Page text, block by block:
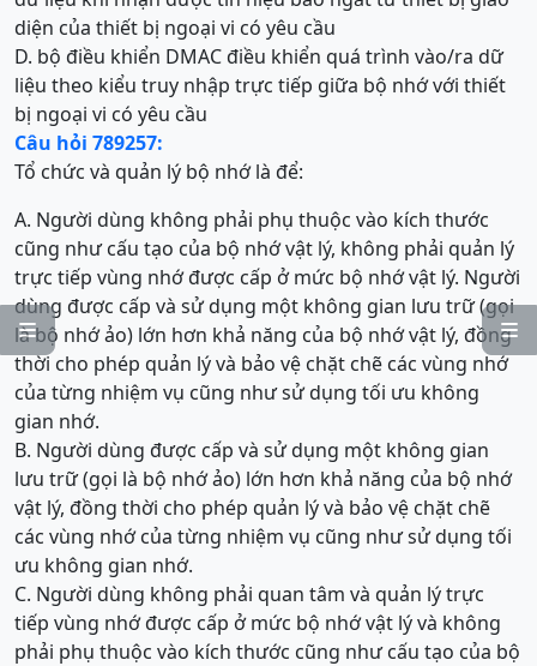


diện của thiết bị ngoại vi có yêu cầu
D. bộ điều khiển DMAC điều khiển quá trình vào/ra dữ
liệu theo kiểu truy nhập trực tiếp giữa bộ nhớ với thiết
bị ngoại vi có yêu cầu
Câu hỏi 789257:
Tổ chức và quản lý bộ nhớ là để:
A. Người dùng không phải phụ thuộc vào kích thước
cũng như cấu tạo của bộ nhớ vật lý, không phải quản lý
trực tiếp vùng nhớ được cấp ở mức bộ nhớ vật lý. Người
dùng được cấp và sử dụng một không gian lưu trữ (gọi
là bộ nhớ ảo) lớn hơn khả năng của bộ nhớ vật lý, đồng
thời cho phép quản lý và bảo vệ chặt chẽ các vùng nhớ
của từng nhiệm vụ cũng như sử dụng tối ưu không
gian nhớ.
B. Người dùng được cấp và sử dụng một không gian
lưu trữ (gọi là bộ nhớ ảo) lớn hơn khả năng của bộ nhớ
vật lý, đồng thời cho phép quản lý và bảo vệ chặt chẽ
các vùng nhớ của từng nhiệm vụ cũng như sử dụng tối
ưu không gian nhớ.
C. Người dùng không phải quan tâm và quản lý trực
tiếp vùng nhớ được cấp ở mức bộ nhớ vật lý và không
phải phụ thuộc vào kích thước cũng như cấu tạo của bộ